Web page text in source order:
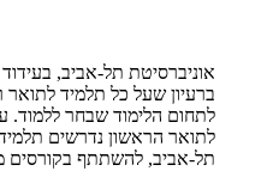
אוניברסיטת תל-אביב,
ברעיון שעל כל תלמיד לתואר
לתחום הלימוד שבחר ללמוד.
לתואר הראשון נדרשים
תל-אביב, להשתתף בקורסים